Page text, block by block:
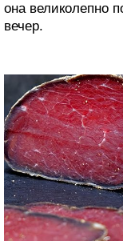
она великолепно
вечер.